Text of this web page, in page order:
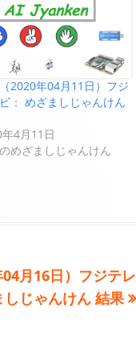
2020年04月11日）フジ
： めざましじゃんけん
4月11日
めざましじゃんけん
月16日）フジテレ
しじゃんけん 結果